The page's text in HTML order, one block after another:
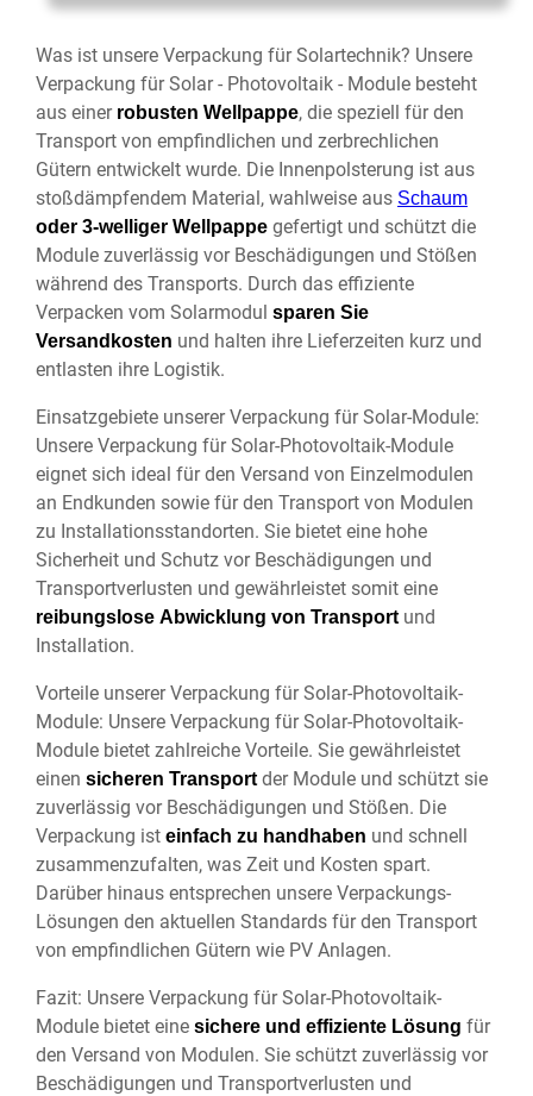
Was ist unsere Verpackung für Solartechnik? Unsere
Verpackung für Solar - Photovoltaik - Module besteht
aus einer robusten Wellpappe, die speziell für den
Transport von empfindlichen und zerbrechlichen
Gütern entwickelt wurde. Die Innenpolsterung ist aus
stoßdämpfendem Material, wahlweise aus Schaum
oder 3-welliger Wellpappe gefertigt und schützt die
Module zuverlässig vor Beschädigungen und Stößen
während des Transports. Durch das effiziente
Verpacken vom Solarmodul sparen Sie
Versandkosten und halten ihre Lieferzeiten kurz und
entlasten ihre Logistik.
Einsatzgebiete unserer Verpackung für Solar-Module:
Unsere Verpackung für Solar-Photovoltaik-Module
eignet sich ideal für den Versand von Einzelmodulen
an Endkunden sowie für den Transport von Modulen
zu Installationsstandorten. Sie bietet eine hohe
Sicherheit und Schutz vor Beschädigungen und
Transportverlusten und gewährleistet somit eine
reibungslose Abwicklung von Transportund
Installation.
Vorteile unserer Verpackung für Solar-Photovoltaik-
Module: Unsere Verpackung für Solar-Photovoltaik-
Module bietet zahlreiche Vorteile. Sie gewährleistet
einen sicheren Transportder Module und schützt sie
zuverlässig vor Beschädigungen und Stößen. Die
Verpackung ist einfach zu handhaben und schnell
zusammenzufalten, was Zeit und Kosten spart.
Darüber hinaus entsprechen unsere Verpackungs-
Lösungen den aktuellen Standards für den Transport
von empfindlichen Gütern wie PV Anlagen.
Fazit: Unsere Verpackung für Solar-Photovoltaik-
Module bietet eine sichere und effiziente Lösung für
den Versand von Modulen. Sie schützt zuverlässig vor
Beschädigungen und Transportverlusten und